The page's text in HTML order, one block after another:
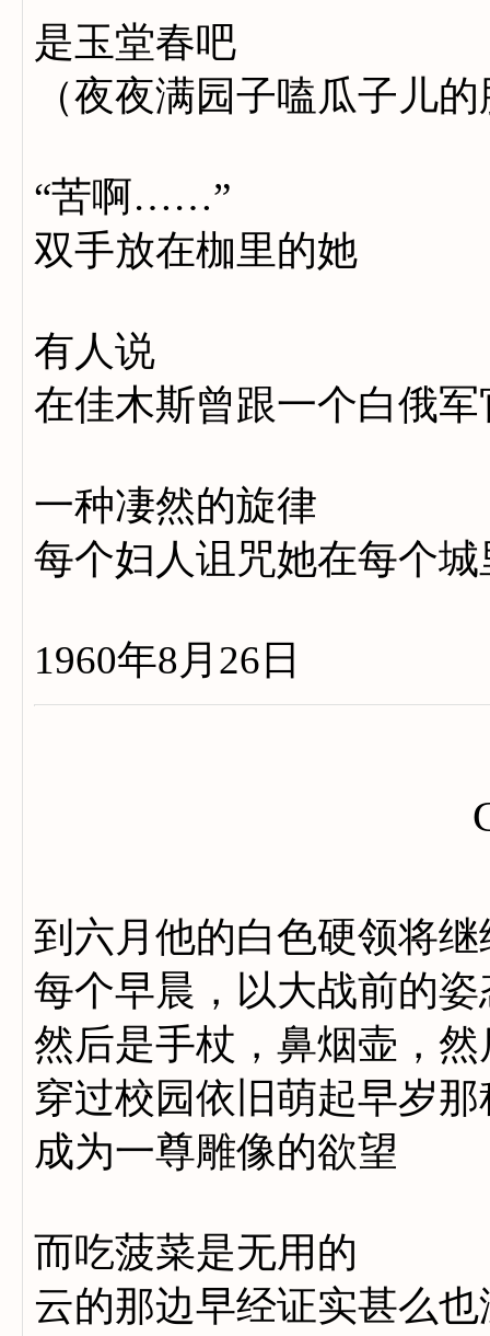
是玉堂春吧
（夜夜满园子嗑瓜子儿
“苦啊……”
双手放在枷里的她
有人说
在佳木斯曾跟一个白俄军
一种凄然的旋律
每个妇人诅咒她在每个城
1960年8月26日
到六月他的白色硬领将
每个早晨，以大战前的
然后是手杖，鼻烟壶，然
穿过校园依旧萌起早岁那
成为一尊雕像的欲望
而吃菠菜是无用的
云的那边早经证实甚么也